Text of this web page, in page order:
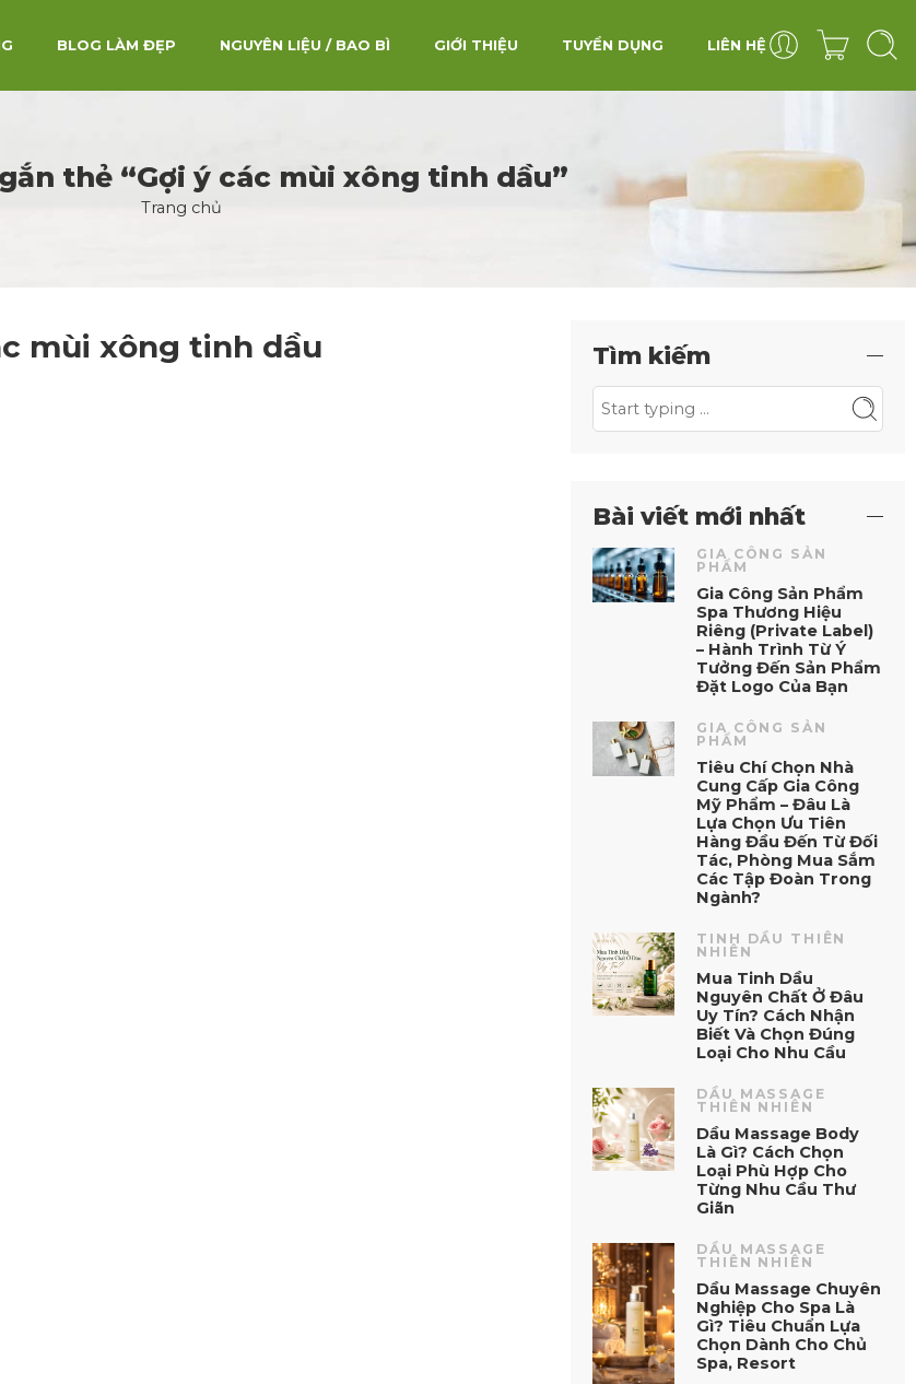
BLOG LÀM ĐẸP NGUYÊN LIỆU / BAO BÌ GIỚI THIỆU TUYỂN DỤNG LIÊN HỆ
thẻ “Gợi ý các mùi xông tinh dầu”
Trang chủ
mùi xông tinh dầu Tìm kiếm
Bài viết mới nhất
GIA CÔNG SẢN
PHẨM
Gia Công Sản Phẩm
Spa Thương Hiệu
Riêng (Private Label)
– Hành Trình Từ Ý
Tưởng Đến Sản Phẩm
Đặt Logo Của Bạn
GIA CÔNG SẢN
PHẨM
Tiêu Chí Chọn Nhà
Cung Cấp Gia Công
Mỹ Phẩm – Đâu Là
Lựa Chọn Ưu Tiên
Hàng Đầu Đến Từ Đối
Tác, Phòng Mua Sắm
Các Tập Đoàn Trong
Ngành?
TINH DẦU THIÊN
NHIÊN
Mua Tinh Dầu
Nguyên Chất Ở Đâu
Uy Tín? Cách Nhận
Biết Và Chọn Đúng
Loại Cho Nhu Cầu
DẦU MASSAGE
THIÊN NHIÊN
Dầu Massage Body
Là Gì? Cách Chọn
Loại Phù Hợp Cho
Từng Nhu Cầu Thư
Giãn
DẦU MASSAGE
THIÊN NHIÊN
Dầu Massage Chuyên
Nghiệp Cho Spa Là
Gì? Tiêu Chuẩn Lựa
Chọn Dành Cho Chủ
Spa, Resort